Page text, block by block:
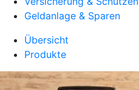
Geldanlage & Sparen
Übersicht
Produkte